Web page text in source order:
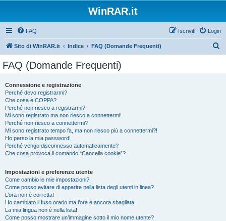
WinRAR.it
FAQ Login
Iscriviti
Sito di WinRAR.it Indice FAQ (Domande Frequenti)
FAQ (Domande Frequenti)
Connessione e registrazione
Perché devo registrarmi?
Che cosa è COPPA?
Perché non riesco a registrarmi?
Mi sono registrato ma non riesco a connettermi!
Perché non riesco a connettermi?
Mi sono registrato tempo fa, ma non riesco più a connettermi?!
Ho perso la mia password!
Perché vengo disconnesso automaticamente?
Che cosa provoca il comando “Cancella cookie”?
Impostazioni e preferenze utente
Come cambio le mie impostazioni?
Come posso evitare di apparire nella lista degli utenti in linea?
L’ora non è corretta!
Ho cambiato il fuso orario ma l’ora è ancora sbagliata
La mia lingua non è nella lista!
Come posso mostrare un’immagine sotto il mio nome utente?